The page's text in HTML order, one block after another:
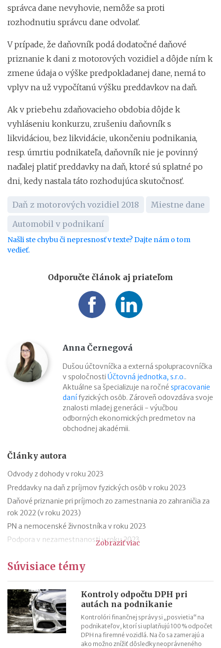
správca dane nevyhovie, nemôže sa proti
rozhodnutiu správcu dane odvolať.
V prípade, že daňovník podá dodatočné daňové
priznanie k dani z motorových vozidiel a dôjde ním k
zmene údaja o výške predpokladanej dane, nemá to
vplyv na už vypočítanú výšku preddavkov na daň.
Ak v priebehu zdaňovacieho obdobia dôjde k
vyhláseniu konkurzu, zrušeniu daňovník s
likvidáciou, bez likvidácie, ukončeniu podnikania,
resp. úmrtiu podnikateľa, daňovník nie je povinný
naďalej platiť preddavky na daň, ktoré sú splatné po
dni, kedy nastala táto rozhodujúca skutočnosť.
Daň z motorových vozidiel 2018
Miestne dane
Automobil v podnikaní
Našli ste chybu či nepresnosť v texte? Dajte nám o tom
vedieť.
Odporučte článok aj priateľom
Anna Černegová
Dušou účtovníčka a externá spolupracovníčka
v spoločnosti Účtovná jednotka, s.r.o..
Aktuálne sa špecializuje na ročné spracovanie
danífyzických osôb. Zároveň odovzdáva svoje
znalosti mladej generácii - výučbou
odborných ekonomických predmetov na
obchodnej akadémii.
Články autora
Odvody z dohody v roku 2023
Preddavky na daň z príjmov fyzických osôb v roku 2023
Daňové priznanie pri príjmoch zo zamestnania zo zahraničia za
rok 2022 (v roku 2023)
PN a nemocenské živnostníka v roku 2023
Podpora v nezamestnanosti v roku 2023
Ročné zúčtovanie dane za rok 2022 (v roku 2023)
Výpočet čistej mzdy v roku 2023
Daňový bonus na dieťa od 1.1.2023 – príklady
Daňový bonus na dieťa od 1.1.2023
Zobraziť viac
Súvisiace témy
Kontroly odpočtu DPH pri
autách na podnikanie
Kontrolóri finančnej správy si „posvietia“ na
podnikateľov, ktorí si uplatňujú 100 % odpočet
DPH na firemné vozidlá. Na čo sa zamerajú a
ako možno znížiť dôsledky neoprávneného